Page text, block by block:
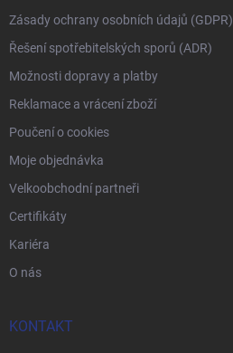
Zásady ochrany osobních údajů (GDPR)
Řešení spotřebitelských sporů (ADR)
Možnosti dopravy a platby
Reklamace a vrácení zboží
Poučení o cookies
Moje objednávka
Velkoobchodní partneři
Certifikáty
Kariéra
O nás
KONTAKT